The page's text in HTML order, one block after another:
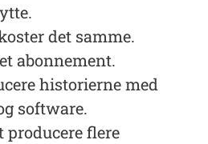
det samme.
abonnement.
historierne med
software.
flere